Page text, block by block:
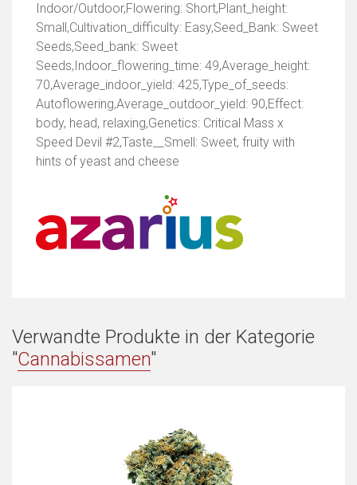
Indoor/Outdoor,Flowering: Short,Plant_height:
Small,Cultivation_difficulty: Easy,Seed_Bank: Sweet
Seeds,Seed_bank: Sweet
Seeds,Indoor_flowering_time: 49,Average_height:
70,Average_indoor_yield: 425,Type_of_seeds:
Autoflowering,Average_outdoor_yield: 90,Effect:
body, head, relaxing,Genetics: Critical Mass x
Speed Devil #2,Taste__Smell: Sweet, fruity with
hints of yeast and cheese
Verwandte Produkte in der Kategorie
"Cannabissamen"